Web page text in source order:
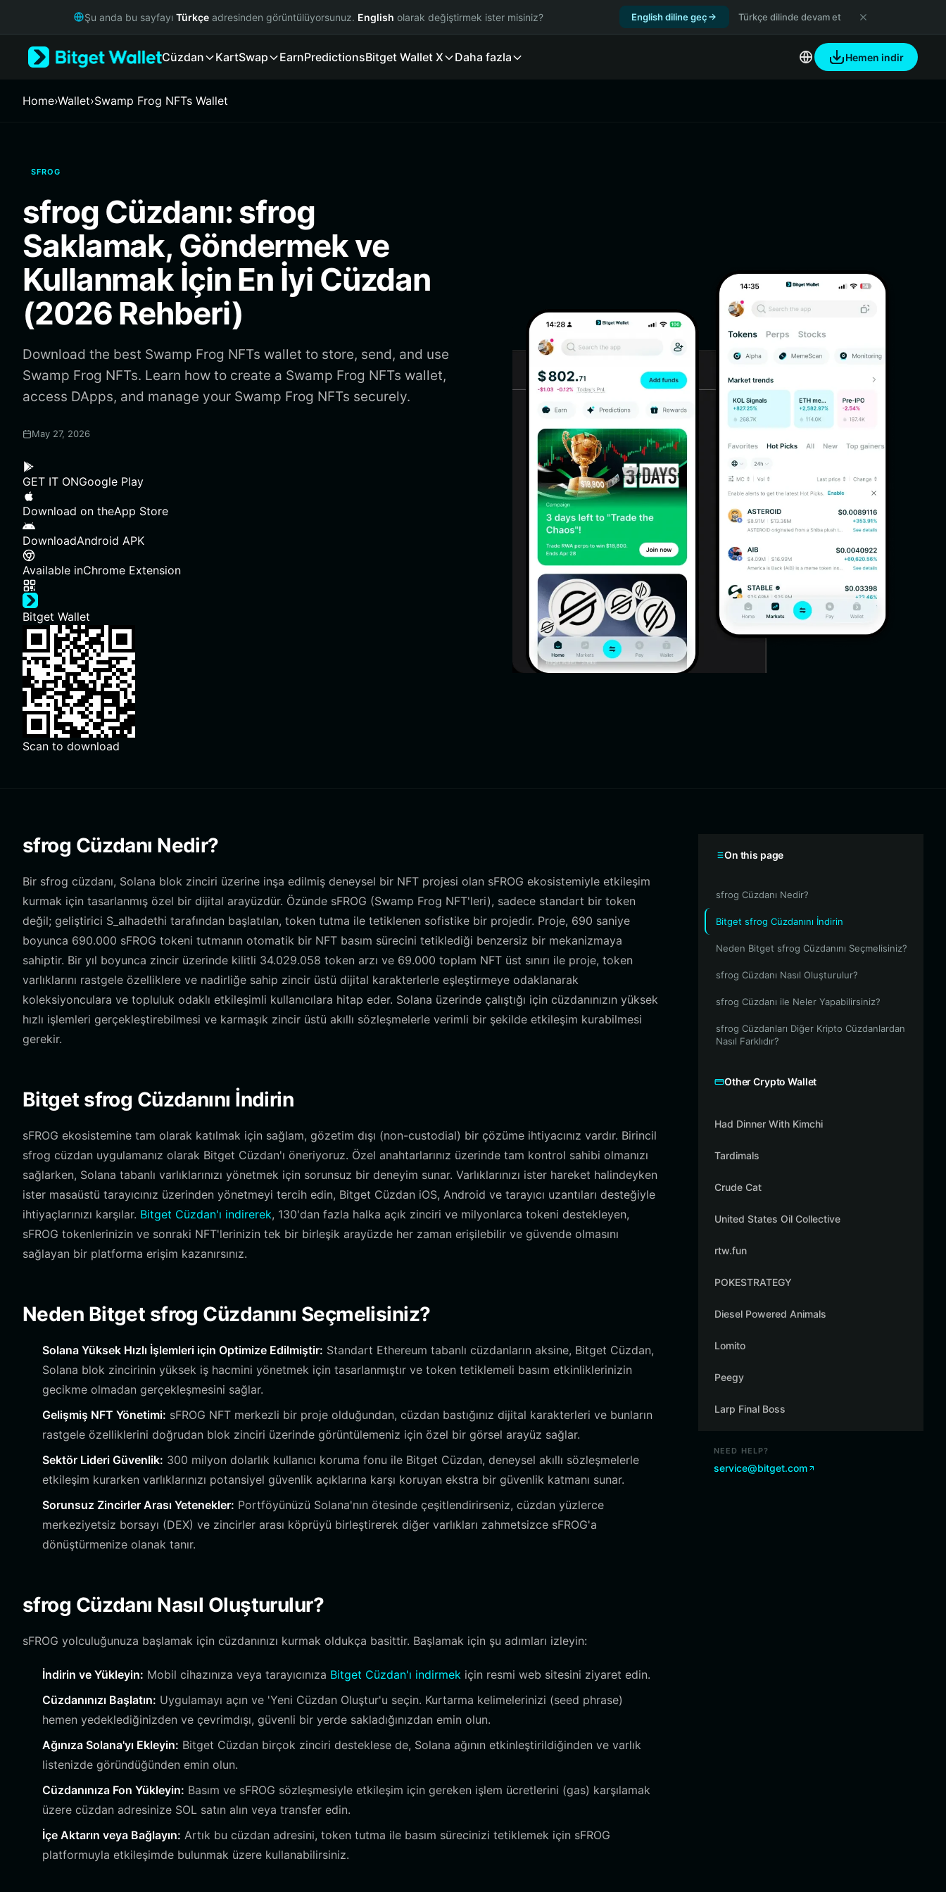
Русский
Italiano
繁體中文
Bahasa Indonesia
ภาษาไทย
Español
Português (Brasil)
Español (Argentina)
Şu anda bu sayfayı Türkçe adresinden görüntülüyorsunuz. English olarak değiştirmek ister misiniz? English diline geç Türkçe dilinde devam et
Cüzdan KartSwap EarnPredictionsBitget Wallet X Daha fazla Hemen indir
Home›Wallet›Swamp Frog NFTs Wallet
SFROG
sfrog Cüzdanı: sfrog
Saklamak, Göndermek ve
Kullanmak İçin En İyi Cüzdan
(2026 Rehberi)
Download the best Swamp Frog NFTs wallet to store, send, and use
Swamp Frog NFTs. Learn how to create a Swamp Frog NFTs wallet,
access DApps, and manage your Swamp Frog NFTs securely.
May 27, 2026
GET IT ONGoogle Play
Download on theApp Store
DownloadAndroid APK
Available inChrome Extension
Bitget Wallet
Scan to download
sfrog Cüzdanı Nedir?
Bir sfrog cüzdanı, Solana blok zinciri üzerine inşa edilmiş deneysel bir NFT projesi olan sFROG ekosistemiyle etkileşim
kurmak için tasarlanmış özel bir dijital arayüzdür. Özünde sFROG (Swamp Frog NFT'leri), sadece standart bir token
değil; geliştirici S_alhadethi tarafından başlatılan, token tutma ile tetiklenen sofistike bir projedir. Proje, 690 saniye
boyunca 690.000 sFROG tokeni tutmanın otomatik bir NFT basım sürecini tetiklediği benzersiz bir mekanizmaya
sahiptir. Bir yıl boyunca zincir üzerinde kilitli 34.029.058 token arzı ve 69.000 toplam NFT üst sınırı ile proje, token
varlıklarını rastgele özelliklere ve nadirliğe sahip zincir üstü dijital karakterlerle eşleştirmeye odaklanarak
koleksiyonculara ve topluluk odaklı etkileşimli kullanıcılara hitap eder. Solana üzerinde çalıştığı için cüzdanınızın yüksek
hızlı işlemleri gerçekleştirebilmesi ve karmaşık zincir üstü akıllı sözleşmelerle verimli bir şekilde etkileşim kurabilmesi
gerekir.
Bitget sfrog Cüzdanını İndirin
sFROG ekosistemine tam olarak katılmak için sağlam, gözetim dışı (non-custodial) bir çözüme ihtiyacınız vardır. Birincil
sfrog cüzdan uygulamanız olarak Bitget Cüzdan'ı öneriyoruz. Özel anahtarlarınız üzerinde tam kontrol sahibi olmanızı
sağlarken, Solana tabanlı varlıklarınızı yönetmek için sorunsuz bir deneyim sunar. Varlıklarınızı ister hareket halindeyken
ister masaüstü tarayıcınız üzerinden yönetmeyi tercih edin, Bitget Cüzdan iOS, Android ve tarayıcı uzantıları desteğiyle
ihtiyaçlarınızı karşılar. Bitget Cüzdan'ı indirerek, 130'dan fazla halka açık zinciri ve milyonlarca tokeni destekleyen,
sFROG tokenlerinizin ve sonraki NFT'lerinizin tek bir birleşik arayüzde her zaman erişilebilir ve güvende olmasını
sağlayan bir platforma erişim kazanırsınız.
Neden Bitget sfrog Cüzdanını Seçmelisiniz?
Solana Yüksek Hızlı İşlemleri için Optimize Edilmiştir: Standart Ethereum tabanlı cüzdanların aksine, Bitget Cüzdan,
Solana blok zincirinin yüksek iş hacmini yönetmek için tasarlanmıştır ve token tetiklemeli basım etkinliklerinizin
gecikme olmadan gerçekleşmesini sağlar.
Gelişmiş NFT Yönetimi: sFROG NFT merkezli bir proje olduğundan, cüzdan bastığınız dijital karakterleri ve bunların
rastgele özelliklerini doğrudan blok zinciri üzerinde görüntülemeniz için özel bir görsel arayüz sağlar.
Sektör Lideri Güvenlik: 300 milyon dolarlık kullanıcı koruma fonu ile Bitget Cüzdan, deneysel akıllı sözleşmelerle
etkileşim kurarken varlıklarınızı potansiyel güvenlik açıklarına karşı koruyan ekstra bir güvenlik katmanı sunar.
Sorunsuz Zincirler Arası Yetenekler: Portföyünüzü Solana'nın ötesinde çeşitlendirirseniz, cüzdan yüzlerce
merkeziyetsiz borsayı (DEX) ve zincirler arası köprüyü birleştirerek diğer varlıkları zahmetsizce sFROG'a
dönüştürmenize olanak tanır.
sfrog Cüzdanı Nasıl Oluşturulur?
sFROG yolculuğunuza başlamak için cüzdanınızı kurmak oldukça basittir. Başlamak için şu adımları izleyin:
İndirin ve Yükleyin: Mobil cihazınıza veya tarayıcınıza Bitget Cüzdan'ı indirmek için resmi web sitesini ziyaret edin.
Cüzdanınızı Başlatın: Uygulamayı açın ve 'Yeni Cüzdan Oluştur'u seçin. Kurtarma kelimelerinizi (seed phrase)
hemen yedeklediğinizden ve çevrimdışı, güvenli bir yerde sakladığınızdan emin olun.
Ağınıza Solana'yı Ekleyin: Bitget Cüzdan birçok zinciri desteklese de, Solana ağının etkinleştirildiğinden ve varlık
listenizde göründüğünden emin olun.
Cüzdanınıza Fon Yükleyin: Basım ve sFROG sözleşmesiyle etkileşim için gereken işlem ücretlerini (gas) karşılamak
üzere cüzdan adresinize SOL satın alın veya transfer edin.
İçe Aktarın veya Bağlayın: Artık bu cüzdan adresini, token tutma ile basım sürecinizi tetiklemek için sFROG
platformuyla etkileşimde bulunmak üzere kullanabilirsiniz.
On this page
sfrog Cüzdanı Nedir?
Bitget sfrog Cüzdanını İndirin
Neden Bitget sfrog Cüzdanını Seçmelisiniz?
sfrog Cüzdanı Nasıl Oluşturulur?
sfrog Cüzdanı ile Neler Yapabilirsiniz?
sfrog Cüzdanları Diğer Kripto Cüzdanlardan
Nasıl Farklıdır?
Other Crypto Wallet
Had Dinner With Kimchi
Tardimals
Crude Cat
United States Oil Collective
rtw.fun
POKESTRATEGY
Diesel Powered Animals
Lomito
Peegy
Larp Final Boss
NEED HELP?
service@bitget.com